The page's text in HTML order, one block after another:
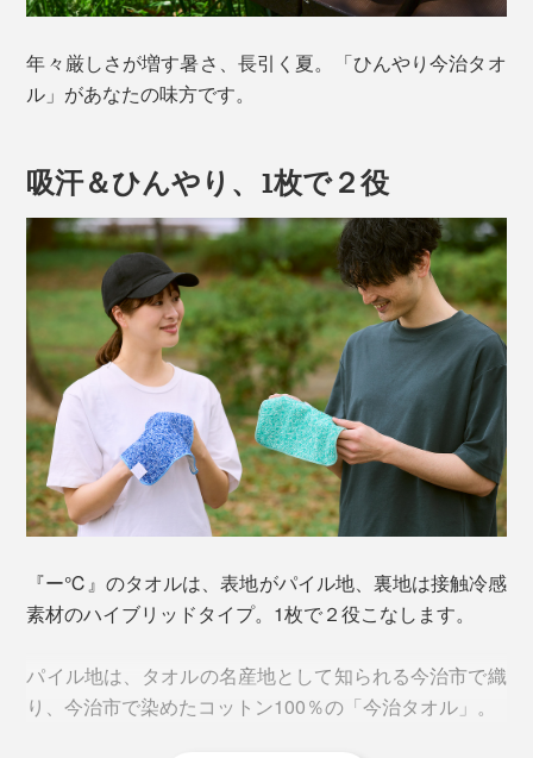
年々厳しさが増す暑さ、長引く夏。「ひんやり今治タオ
ル」があなたの味方です。
吸汗＆ひんやり、1枚で２役
『ー℃』のタオルは、表地がパイル地、裏地は接触冷感
素材のハイブリッドタイプ。1枚で２役こなします。
パイル地は、タオルの名産地として知られる今治市で織
り、今治市で染めたコットン100％の「今治タオル」。